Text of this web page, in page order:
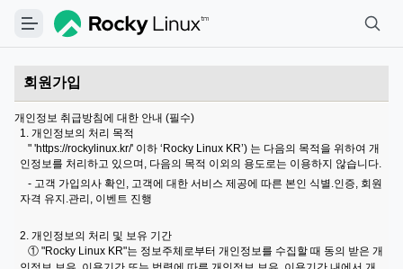
회원가입
개인정보 취급방침에 대한 안내 (필수)
1. 개인정보의 처리 목적
" 'https://rockylinux.kr/' 이하 ‘Rocky Linux KR’) 는 다음의 목적을 위하여 개
인정보를 처리하고 있으며, 다음의 목적 이외의 용도로는 이용하지 않습니다.
- 고객 가입의사 확인, 고객에 대한 서비스 제공에 따른 본인 식별.인증, 회원
자격 유지.관리, 이벤트 진행
2. 개인정보의 처리 및 보유 기간
① "Rocky Linux KR"는 정보주체로부터 개인정보를 수집할 때 동의 받은 개